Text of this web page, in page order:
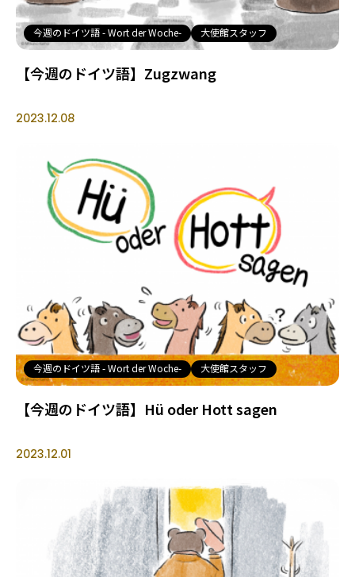
今週のドイツ語 - Wort der Woche- 大使館スタッフ
【今週のドイツ語】Zugzwang
2023.12.08
今週のドイツ語 - Wort der Woche- 大使館スタッフ
【今週のドイツ語】Hü oder Hott sagen
2023.12.01